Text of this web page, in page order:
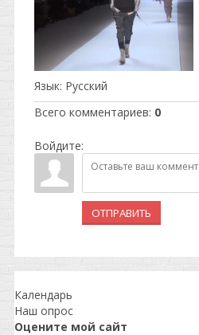
Язык: Русский
Всего комментариев: 0
Войдите:
ОТПРАВИТЬ
Календарь
Наш опрос
Оцените мой сайт